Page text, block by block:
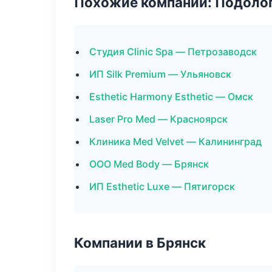
Студия Clinic Spa — Петрозаводск
ИП Silk Premium — Ульяновск
Esthetic Harmony Esthetic — Омск
Laser Pro Med — Красноярск
Клиника Med Velvet — Калининград
ООО Med Body — Брянск
ИП Esthetic Luxe — Пятигорск
Компании в Брянск